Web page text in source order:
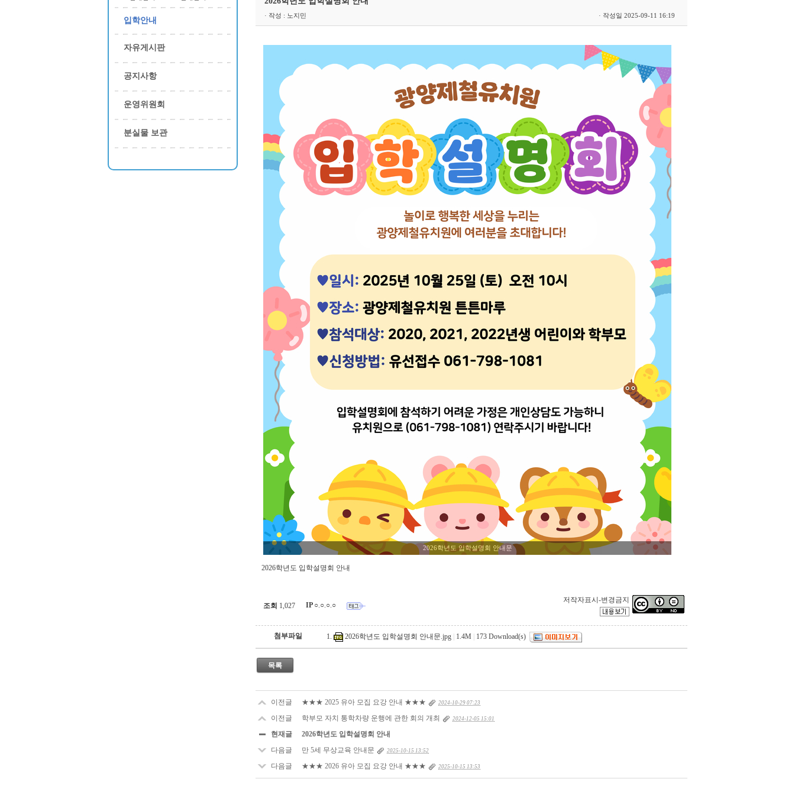
입학안내
자유게시판
공지사항
운영위원회
분실물 보관
· 작성 : 노지민 · 작성일 2025-09-11 16:19
2026학년도 입학설명회 안내
조회 1,027 IP ○.○.○.○
저작자표시-변경금지
첨부파일 2026학년도 입학설명회 안내문.jpg 1.4M 173 Download(s)
목록
이전글 ★★★ 2025 유아 모집 요강 안내 ★★★ 2024-10-29 07:23
이전글 학부모 자치 통학차량 운행에 관한 회의 개최 2024-12-05 15:01
현재글
2026학년도 입학설명회 안내
다음글
만 5세 무상교육 안내문 2025-10-15 13:52
다음글 ★★★ 2026 유아 모집 요강 안내 ★★★ 2025-10-15 13:53
2026학년도 입학설명회 안내문